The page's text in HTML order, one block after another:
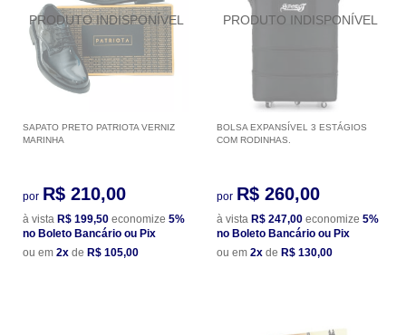
SAPATO PRETO PATRIOTA VERNIZ
MARINHA
por R$ 210,00
à vista R$ 199,50 economize 5%
no Boleto Bancário ou Pix
ou em 2x de R$ 105,00
BOLSA EXPANSÍVEL 3 ESTÁGIOS
COM RODINHAS.
por R$ 260,00
à vista R$ 247,00 economize 5%
no Boleto Bancário ou Pix
ou em 2x de R$ 130,00